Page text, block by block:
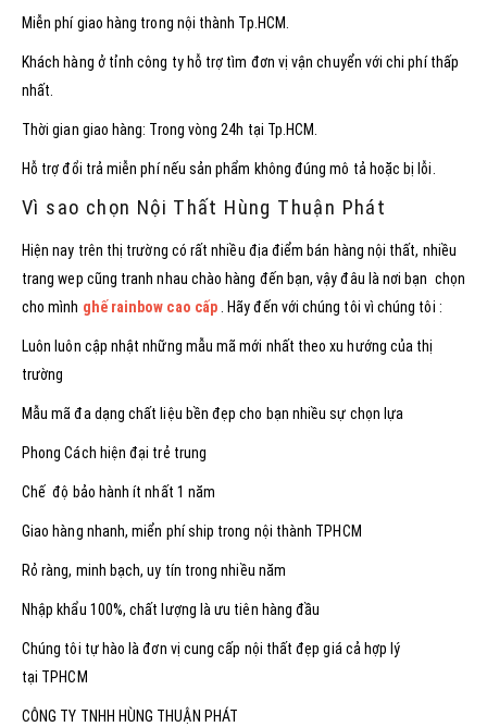
Miễn phí giao hàng trong nội thành Tp.HCM.
Khách hàng ở tỉnh công ty hỗ trợ tìm đơn vị vận chuyển với chi phí thấp
nhất.
Thời gian giao hàng: Trong vòng 24h tại Tp.HCM.
Hỗ trợ đổi trả miễn phí nếu sản phẩm không đúng mô tả hoặc bị lỗi.
Vì sao chọn Nội Thất Hùng Thuận Phát
Hiện nay trên thị trường có rất nhiều địa điểm bán hàng nội thất, nhiều
trang wep cũng tranh nhau chào hàng đến bạn, vậy đâu là nơi bạn chọn
cho mình ghế rainbow cao cấp. Hãy đến với chúng tôi vì chúng tôi :
Luôn luôn cập nhật những mẫu mã mới nhất theo xu hướng của thị
trường
Mẫu mã đa dạng chất liệu bền đẹp cho bạn nhiều sự chọn lựa
Phong Cách hiện đại trẻ trung
Chế độ bảo hành ít nhất 1 năm
Giao hàng nhanh, miển phí ship trong nội thành TPHCM
Rỏ ràng, minh bạch, uy tín trong nhiều năm
Nhập khẩu 100%, chất lượng là ưu tiên hàng đầu
Chúng tôi tự hào là đơn vị cung cấp nội thất đẹp giá cả hợp lý
tại TPHCM
CÔNG TY TNHH HÙNG THUẬN PHÁT